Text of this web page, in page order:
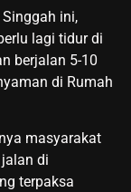
Singgah ini,
lagi tidur di
berjalan 5-10
di Rumah
masyarakat
di
terpaksa